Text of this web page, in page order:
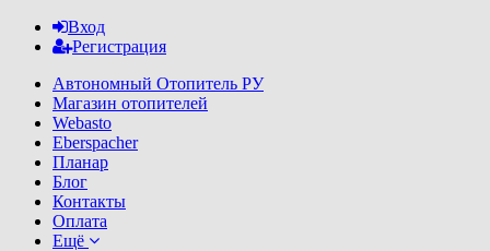
Вход
Регистрация
Автономный Отопитель РУ
Магазин отопителей
Webasto
Eberspacher
Планар
Блог
Контакты
Оплата
Ещё